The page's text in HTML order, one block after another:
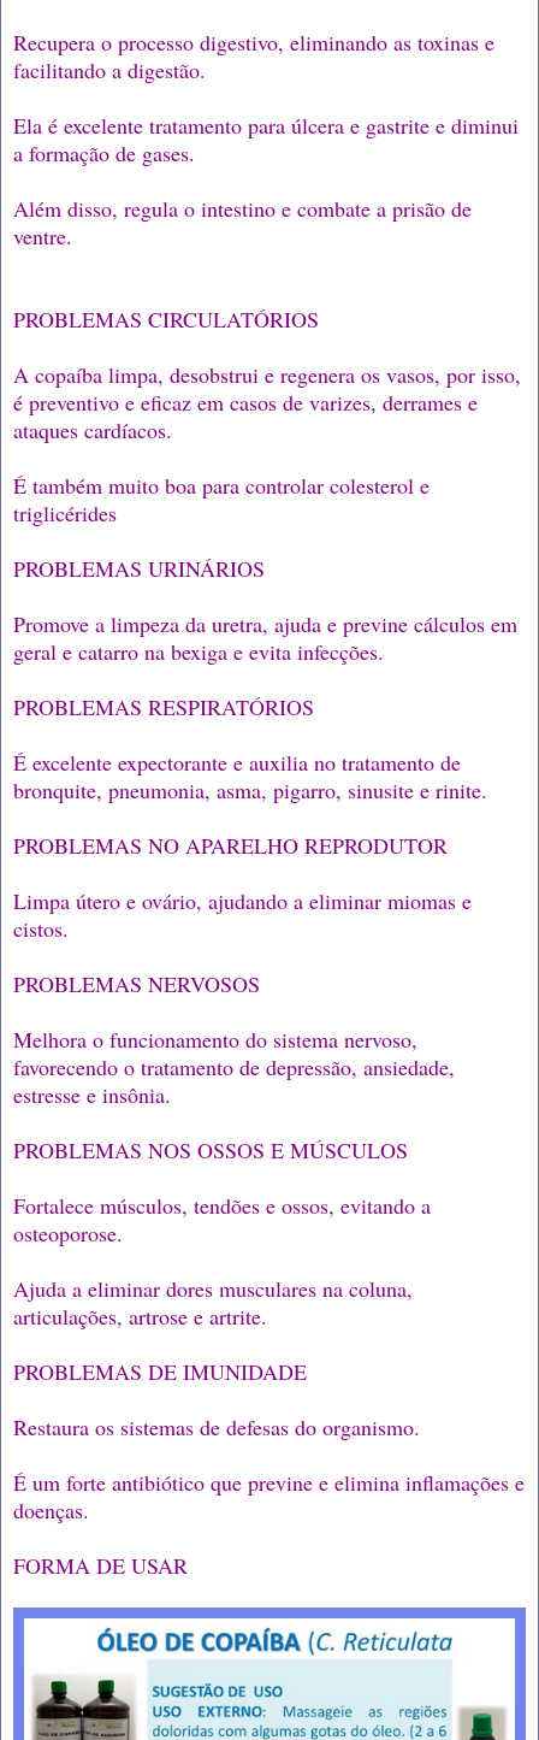
Recupera o processo digestivo, eliminando as toxinas e
facilitando a digestão.
Ela é excelente tratamento para úlcera e gastrite e diminui
a formação de gases.
Além disso, regula o intestino e combate a prisão de
ventre.
PROBLEMAS CIRCULATÓRIOS
A copaíba limpa, desobstrui e regenera os vasos, por isso,
é preventivo e eficaz em casos de varizes, derrames e
ataques cardíacos.
É também muito boa para controlar colesterol e
triglicérides
PROBLEMAS URINÁRIOS
Promove a limpeza da uretra, ajuda e previne cálculos em
geral e catarro na bexiga e evita infecções.
PROBLEMAS RESPIRATÓRIOS
É excelente expectorante e auxilia no tratamento de
bronquite, pneumonia, asma, pigarro, sinusite e rinite.
PROBLEMAS NO APARELHO REPRODUTOR
Limpa útero e ovário, ajudando a eliminar miomas e
cistos.
PROBLEMAS NERVOSOS
Melhora o funcionamento do sistema nervoso,
favorecendo o tratamento de depressão, ansiedade,
estresse e insônia.
PROBLEMAS NOS OSSOS E MÚSCULOS
Fortalece músculos, tendões e ossos, evitando a
osteoporose.
Ajuda a eliminar dores musculares na coluna,
articulações, artrose e artrite.
PROBLEMAS DE IMUNIDADE
Restaura os sistemas de defesas do organismo.
É um forte antibiótico que previne e elimina inflamações e
doenças.
FORMA DE USAR